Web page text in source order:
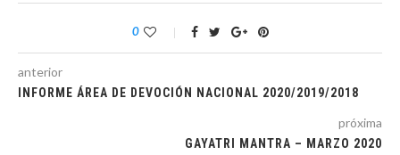
0
anterior
INFORME ÁREA DE DEVOCIÓN NACIONAL 2020/2019/2018
próxima
GAYATRI MANTRA – MARZO 2020